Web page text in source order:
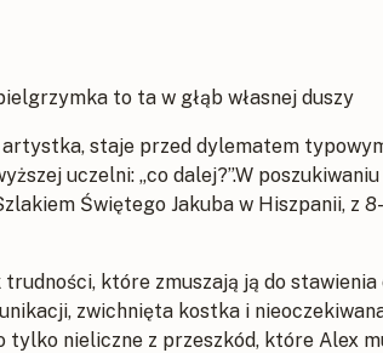
to ta w głąb własnej duszy
staje przed dylematem
uczelni: „co dalej?”.W
Świętego Jakuba w Hiszpanii, z
które zmuszają ją do stawienia
zwichnięta kostka i
nieliczne z przeszkód, które Alex